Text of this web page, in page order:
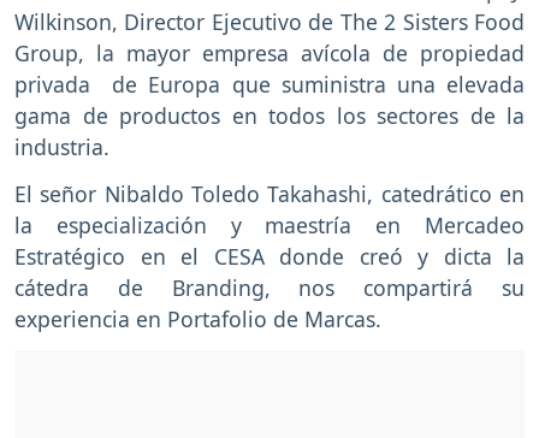
Wilkinson, Director Ejecutivo de The 2 Sisters Food
Group, la mayor empresa avícola de propiedad
privada de Europa que suministra una elevada
gama de productos en todos los sectores de la
industria.
El señor Nibaldo Toledo Takahashi, catedrático en
la especialización y maestría en Mercadeo
Estratégico en el CESA donde creó y dicta la
cátedra de Branding, nos compartirá su
experiencia en Portafolio de Marcas.